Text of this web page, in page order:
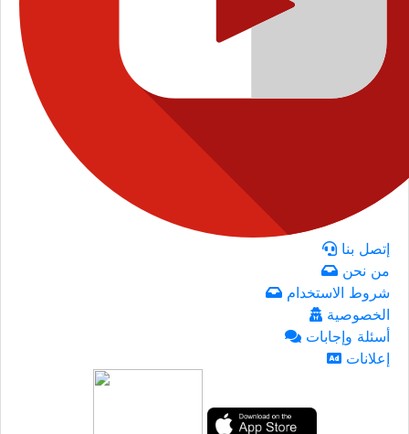
إتصل بنا
من نحن
شروط الاستخدام
الخصوصية
أسئلة وإجابات
إعلانات